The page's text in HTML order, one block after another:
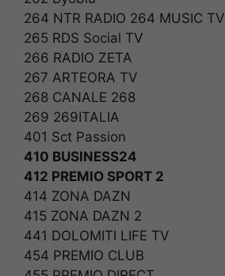
264 NTR RADIO 264 MUSIC TV
265 RDS Social TV
266 RADIO ZETA
267 ARTEORA TV
268 CANALE 268
269 269ITALIA
401 Sct Passion
410 BUSINESS24
412 PREMIO SPORT 2
414 ZONA DAZN
415 ZONA DAZN 2
441 DOLOMITI LIFE TV
454 PREMIO CLUB